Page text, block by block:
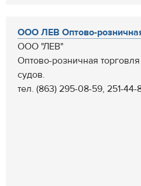
ООО ЛЕВ Оптово-
ООО "ЛЕВ"
Оптово-розничная
судов.
тел. (863) 295-08-59, 251-44-